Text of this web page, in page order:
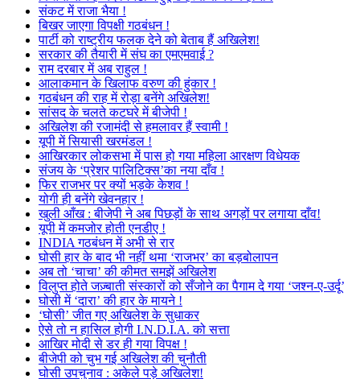
संकट में राजा भैया !
बिखर जाएगा विपक्षी गठबंधन !
पार्टी को राष्ट्रीय फलक देने को बेताब हैं अखिलेश!
सरकार की तैयारी में संघ का एमएमवाई ?
राम दरबार में अब राहुल !
आलाकमान के खिलाफ वरुण की हुंकार !
गठबंधन की राह में रोड़ा बनेंगे अखिलेश!
सांसद के चलते कटघरे में बीजेपी !
अखिलेश की रजामंदी से हमलावर हैं स्वामी !
यूपी में सियासी खरमंडल !
आखिरकार लोकसभा में पास हो गया महिला आरक्षण विधेयक
संजय के ‘प्रेशर पालिटिक्स’का नया दाँव !
फिर राजभर पर क्यों भड़के केशव !
योगी ही बनेंगे खेवनहार !
खुली आँख : बीजेपी ने अब पिछड़ों के साथ अगड़ों पर लगाया दाँव!
यूपी में कमजोर होती एनडीए !
INDIA गठबंधन में अभी से रार
घोसी हार के बाद भी नहीं थमा ‘राजभर’ का बड़बोलापन
अब तो ‘चाचा’ की कीमत समझें अखिलेश
विलुप्त होते जज़्बाती संस्कारों को सँजोने का पैगाम दे गया ‘जश्न-ए-उर्दू’
घोसी में ‘दारा’ की हार के मायने !
‘घोसी’ जीत गए अखिलेश के सुधाकर
ऐसे तो न हासिल होगी I.N.D.I.A. को सत्ता
आखिर मोदी से डर ही गया विपक्ष !
बीजेपी को चुभ गई अखिलेश की चुनौती
घोसी उपचुनाव : अकेले पड़े अखिलेश!